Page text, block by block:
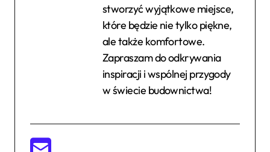
stworzyć wyjątkowe miejsce,
które będzie nie tylko piękne,
ale także komfortowe.
Zapraszam do odkrywania
inspiracji i wspólnej przygody
w świecie budownictwa!